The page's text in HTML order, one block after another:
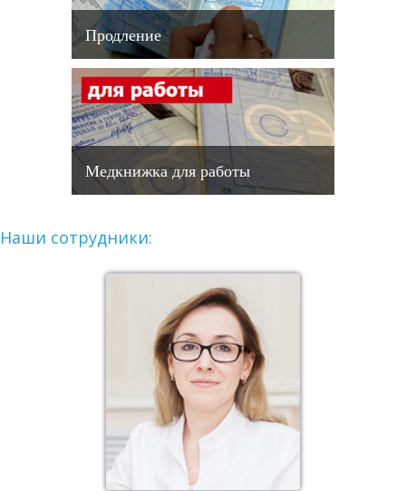
Продление
Медкнижка для работы
Наши сотрудники: